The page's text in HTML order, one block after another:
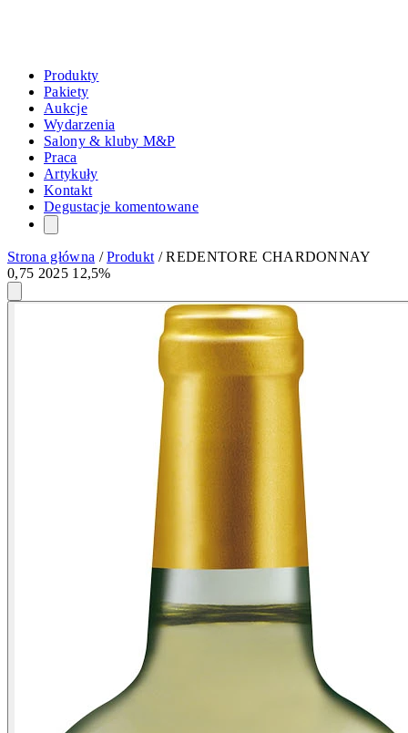
Produkty
Pakiety
Aukcje
Wydarzenia
Salony & kluby M&P
Praca
Artykuły
Kontakt
Degustacje komentowane
Strona główna /Produkt /REDENTORE CHARDONNAY
0,75 2025 12,5%